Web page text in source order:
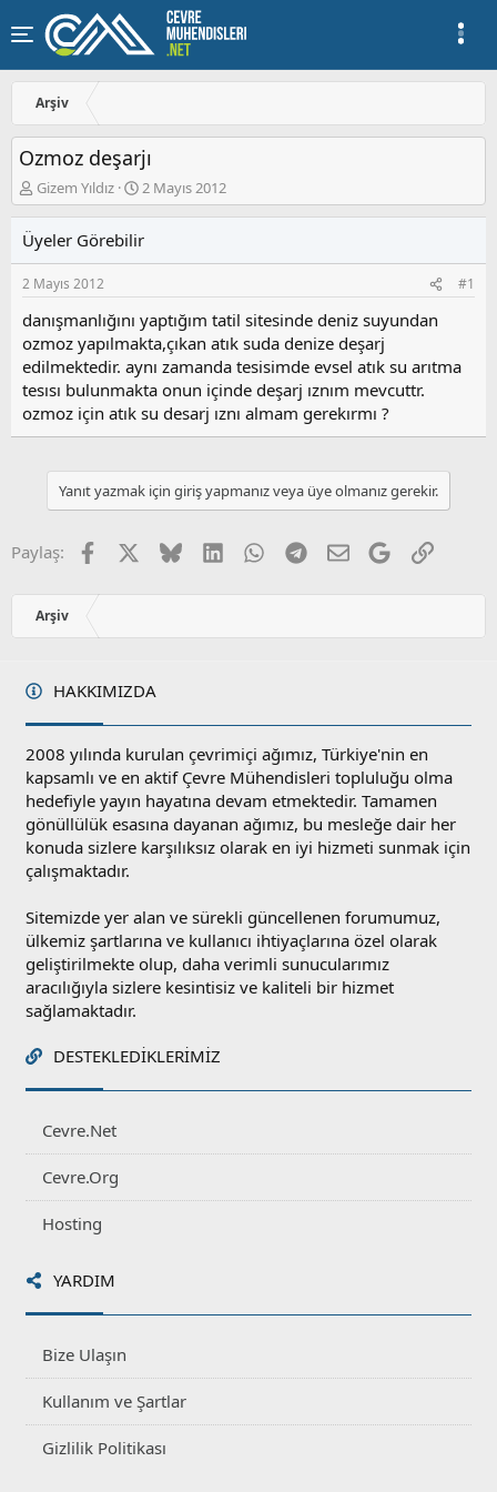
Arşiv
Ozmoz deşarjı
K
o
u
y
u
a
ş
l
a
t
a
Gizem Yıldız
B
a
l
a
ı
ç
t
a
r
i
2 Mayıs 2012
Üyeler Görebilir
2 Mayıs 2012 #1
danışmanlığını yaptığım tatil sitesinde deniz suyundan
ozmoz yapılmakta,çıkan atık suda denize deşarj
edilmektedir. aynı zamanda tesisimde evsel atık su arıtma
tesısı bulunmakta onun içinde deşarj ıznım mevcuttr.
ozmoz için atık su desarj ıznı almam gerekırmı ?
Yanıt yazmak için giriş yapmanız veya üye olmanız gerekir.
Paylaş: Facebook BlueskyLinkedInWhatsApp
Telegram
E-postaGoogleLink
Arşiv
HAKKIMIZDA
2008 yılında kurulan çevrimiçi ağımız, Türkiye'nin en
kapsamlı ve en aktif Çevre Mühendisleri topluluğu olma
hedefiyle yayın hayatına devam etmektedir. Tamamen
gönüllülük esasına dayanan ağımız, bu mesleğe dair her
konuda sizlere karşılıksız olarak en iyi hizmeti sunmak için
çalışmaktadır.
Sitemizde yer alan ve sürekli güncellenen forumumuz,
ülkemiz şartlarına ve kullanıcı ihtiyaçlarına özel olarak
geliştirilmekte olup, daha verimli sunucularımız
aracılığıyla sizlere kesintisiz ve kaliteli bir hizmet
sağlamaktadır.
DESTEKLEDIKLERIMIZ
Cevre.Net
Cevre.Org
Hosting
YARDIM
Bize Ulaşın
Kullanım ve Şartlar
Gizlilik Politikası